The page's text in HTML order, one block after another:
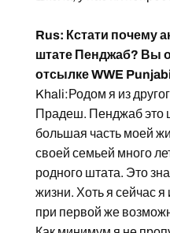
Rus: Кстати почему
штате Пенджаб? Вы
отсылке WWE
Khali:Родом я из
Прадеш. Пенджаб это
большая часть моей
своей семьей много
родного штата. Это
жизни. Хоть я сейчас
при первой же